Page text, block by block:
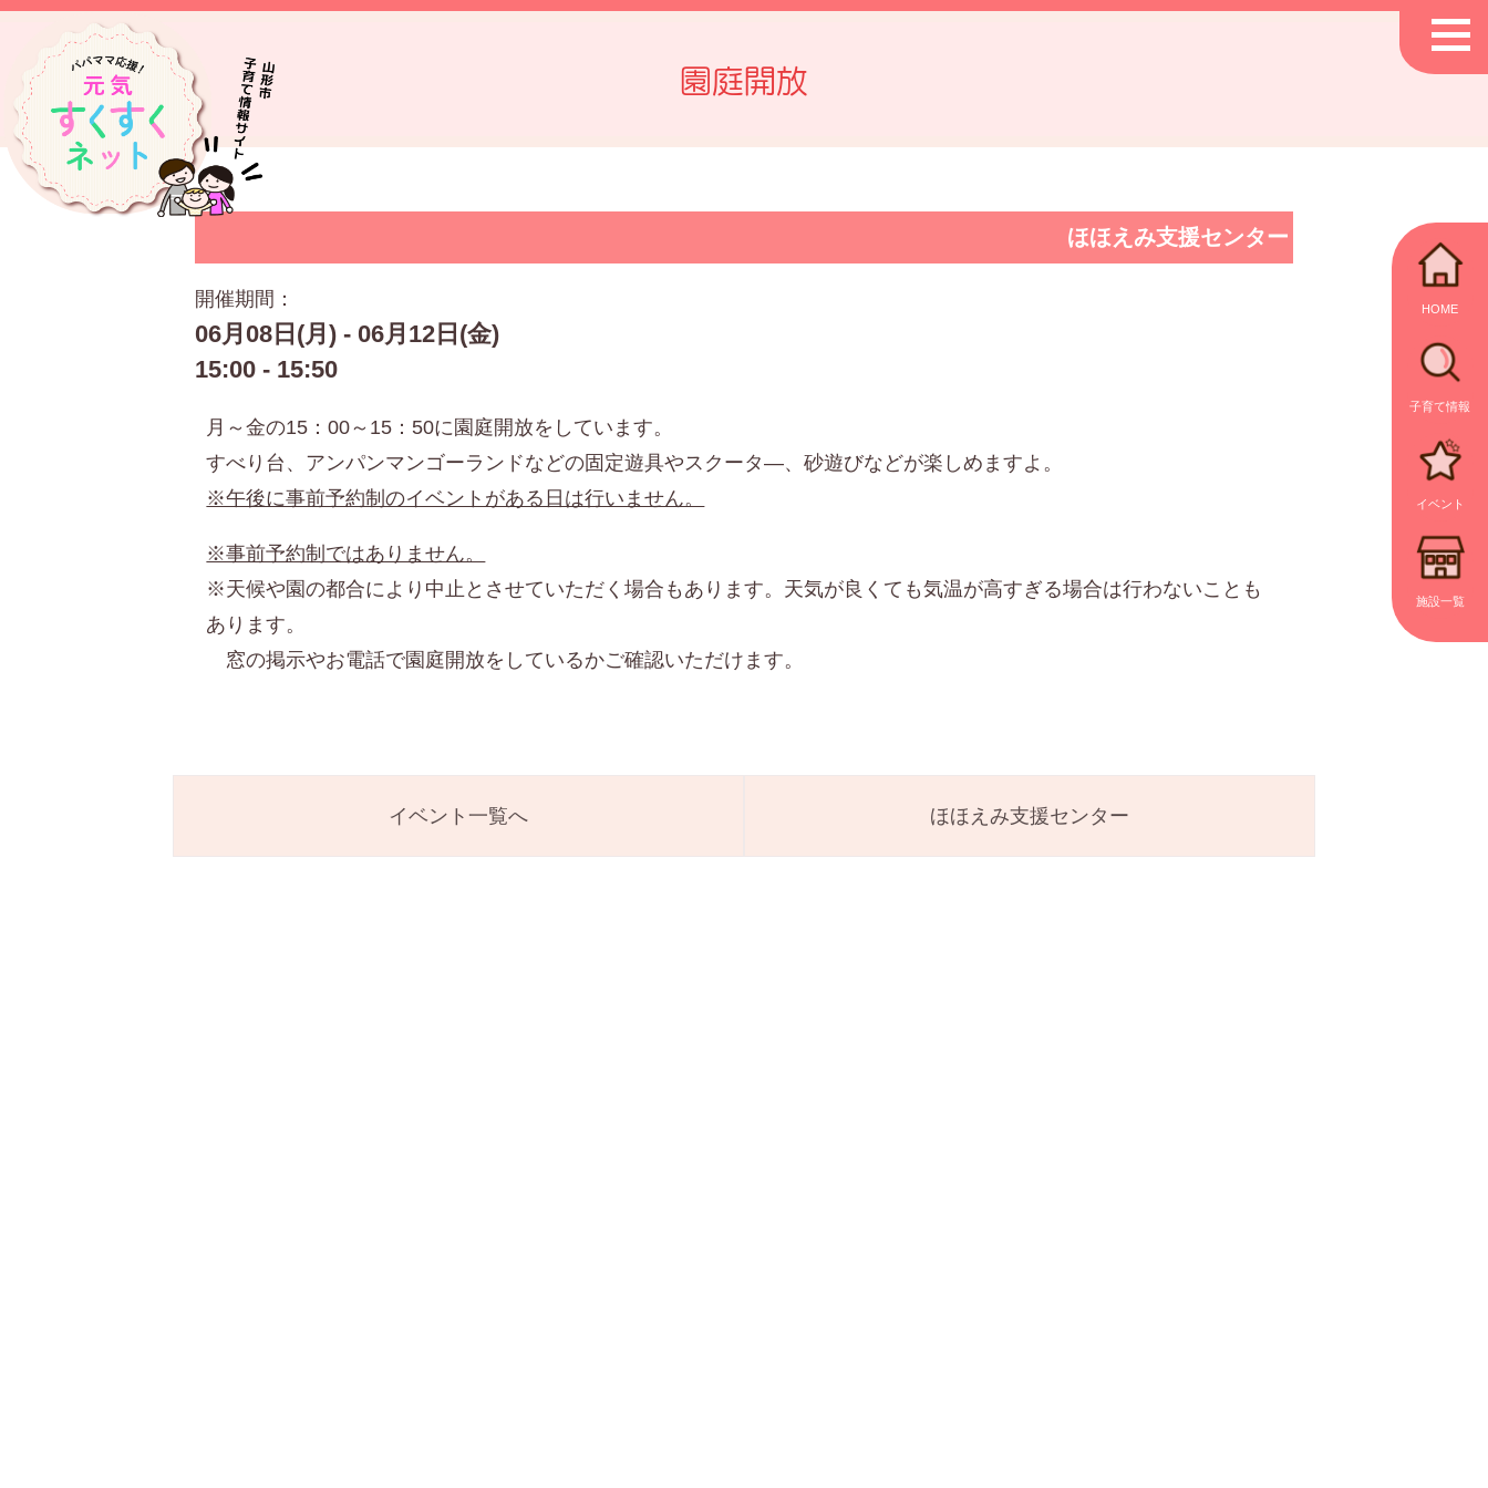
HOME
子育て情報
イベント
施設一覧
園庭開放
ほほえみ支援センター
開催期間：
06月08日(月) - 06月12日(金)
15:00 - 15:50
月～金の15：00～15：50に園庭開放をしています。
すべり台、アンパンマンゴーランドなどの固定遊具やスクータ―、砂遊びなどが楽しめますよ。
※午後に事前予約制のイベントがある日は行いません。
※事前予約制ではありません。
※天候や園の都合により中止とさせていただく場合もあります。天気が良くても気温が高すぎる場合は行わないことも
あります。
窓の掲示やお電話で園庭開放をしているかご確認いただけます。
イベント一覧へ ほほえみ支援センター